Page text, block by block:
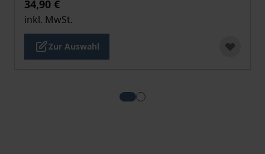
34,90 €
inkl. MwSt.
Zur Auswahl
View more about Förderung in
View more about